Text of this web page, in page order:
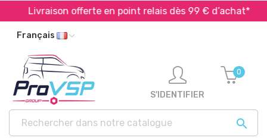
Livraison offerte en point relais dès 99 € d’achat*
Français

S'IDENTIFIER
0